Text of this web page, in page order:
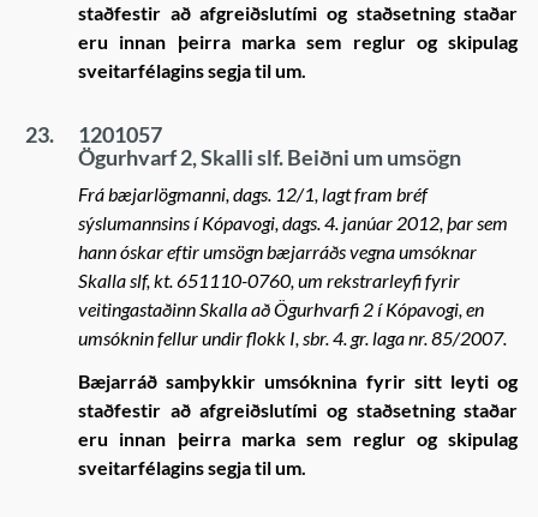
staðfestir að afgreiðslutími og staðsetning staðar
eru innan þeirra marka sem reglur og skipulag
sveitarfélagins segja til um.
23.
1201057
Ögurhvarf 2, Skalli slf. Beiðni um umsögn
Frá bæjarlögmanni, dags. 12/1, lagt fram bréf
sýslumannsins í Kópavogi, dags. 4. janúar 2012, þar sem
hann óskar eftir umsögn bæjarráðs vegna umsóknar
Skalla slf, kt. 651110-0760, um rekstrarleyfi fyrir
veitingastaðinn Skalla að Ögurhvarfi 2 í Kópavogi, en
umsóknin fellur undir flokk I, sbr. 4. gr. laga nr. 85/2007.
Bæjarráð samþykkir umsóknina fyrir sitt leyti og
staðfestir að afgreiðslutími og staðsetning staðar
eru innan þeirra marka sem reglur og skipulag
sveitarfélagins segja til um.